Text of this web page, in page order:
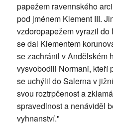
papežem ravennského
pod jménem Klement III.
vzdoropapežem vyrazil
se dal Klementem
se zachránil v Andělském
vysvobodili Normani, kteří
se uchýlil do Salerna v
svou roztrpčenost a
spravedlnost a nenáviděl
vyhnanství."